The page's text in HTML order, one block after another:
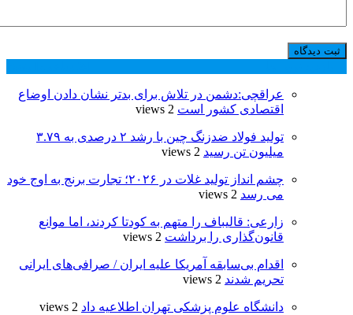
عراقچی:دشمن در تلاش برای بدتر نشان دادن اوضاع
اقتصادی کشور است 2 views
تولید فولاد ضدزنگ چین با رشد ۲ درصدی به ۳.۷۹
میلیون تن رسید 2 views
چشم انداز تولید غلات در ۲۰۲۶؛ تجارت برنج به اوج خود
می رسد 2 views
زارعی: قالیباف را متهم به کودتا کردند، اما موانع
قانون‌گذاری را برداشت 2 views
اقدام بی‌سابقه آمریکا علیه ایران / صرافی‌های ایرانی
تحریم شدند 2 views
دانشگاه علوم پزشکی تهران اطلاعیه داد 2 views